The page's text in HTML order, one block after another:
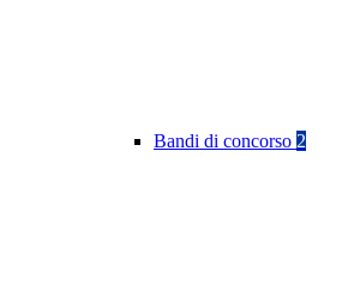
Bandi di concorso 2